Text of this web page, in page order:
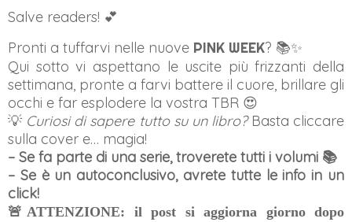
Salve readers! 💕
Pronti a tuffarvi nelle nuove PINK WEEK? 📚✨
Qui sotto vi aspettano le uscite più frizzanti della
settimana, pronte a farvi battere il cuore, brillare gli
occhi e far esplodere la vostra TBR 😍
💡 Curiosi di sapere tutto su un libro?Basta cliccare
sulla cover e… magia!
– Se fa parte di una serie, troverete tutti i volumi 📚
– Se è un autoconclusivo, avrete tutte le info in un
click!
🚨ATTENZIONE: il post si aggiorna giorno dopo